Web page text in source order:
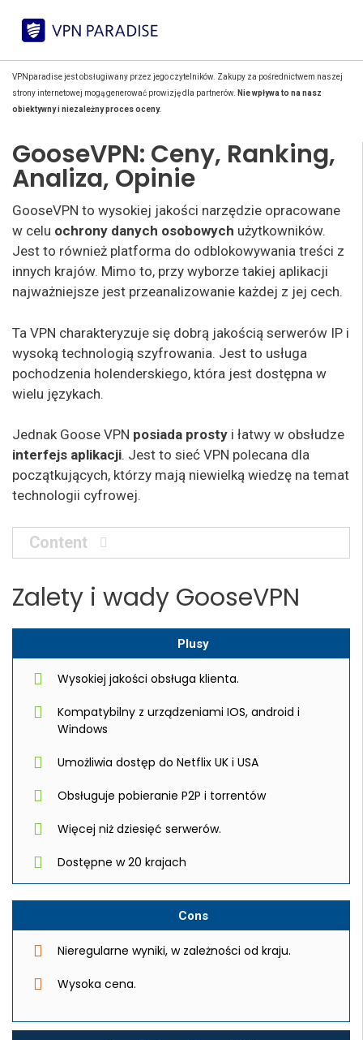
VPNparadise jest obsługiwany przez jego czytelników. Zakupy za pośrednictwem naszej
strony internetowej mogą generować prowizję dla partnerów. Nie wpływa to na nasz
obiektywny i niezależny proces oceny.
GooseVPN: Ceny, Ranking,
Analiza, Opinie
GooseVPN to wysokiej jakości narzędzie opracowane
w celu ochrony danych osobowych użytkowników.
Jest to również platforma do odblokowywania treści z
innych krajów. Mimo to, przy wyborze takiej aplikacji
najważniejsze jest przeanalizowanie każdej z jej cech.
Ta VPN charakteryzuje się dobrą jakością serwerów IP i
wysoką technologią szyfrowania. Jest to usługa
pochodzenia holenderskiego, która jest dostępna w
wielu językach.
Jednak Goose VPN posiada prosty i łatwy w obsłudze
interfejs aplikacji. Jest to sieć VPN polecana dla
początkujących, którzy mają niewielką wiedzę na temat
technologii cyfrowej.
Content
Zalety i wady GooseVPN
Plusy
Wysokiej jakości obsługa klienta.
Kompatybilny z urządzeniami IOS, android i
Windows
Umożliwia dostęp do Netflix UK i USA
Obsługuje pobieranie P2P i torrentów
Więcej niż dziesięć serwerów.
Dostępne w 20 krajach
Cons
Nieregularne wyniki, w zależności od kraju.
Wysoka cena.